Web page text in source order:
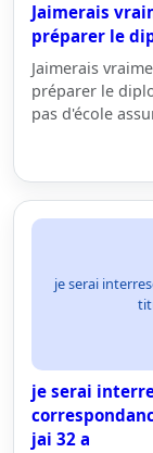
Jaimerais
préparer le
Jaimerais
préparer le
pas d'école
je serai
je serai
jai 32 a